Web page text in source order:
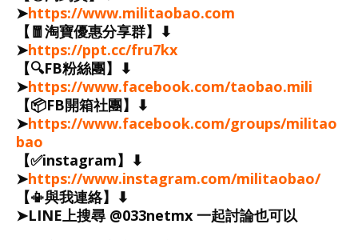
➤https://www.militaobao.com
【🧧淘寶優惠分享群】⬇︎
➤https://ppt.cc/fru7kx
【🔍FB粉絲團】⬇︎
➤https://www.facebook.com/taobao.mili
【📦FB開箱社團】⬇︎
➤https://www.facebook.com/groups/militao
bao
【✅instagram】⬇︎
➤https://www.instagram.com/militaobao/
【📳與我連絡】⬇︎
➤LINE上搜尋 @033netmx 一起討論也可以